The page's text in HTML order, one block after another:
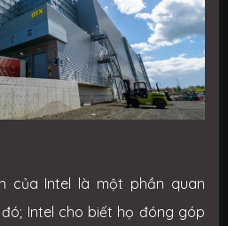
của Intel là một phần quan
Intel cho biết họ đóng góp